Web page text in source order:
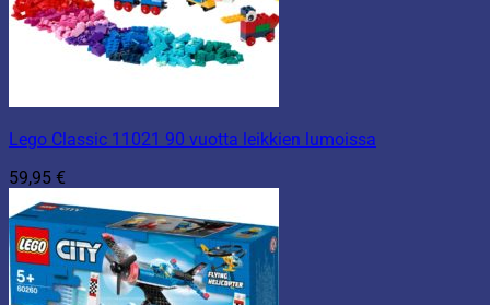
Lego Classic 11021 90 vuotta leikkien lumoissa
59,95 €